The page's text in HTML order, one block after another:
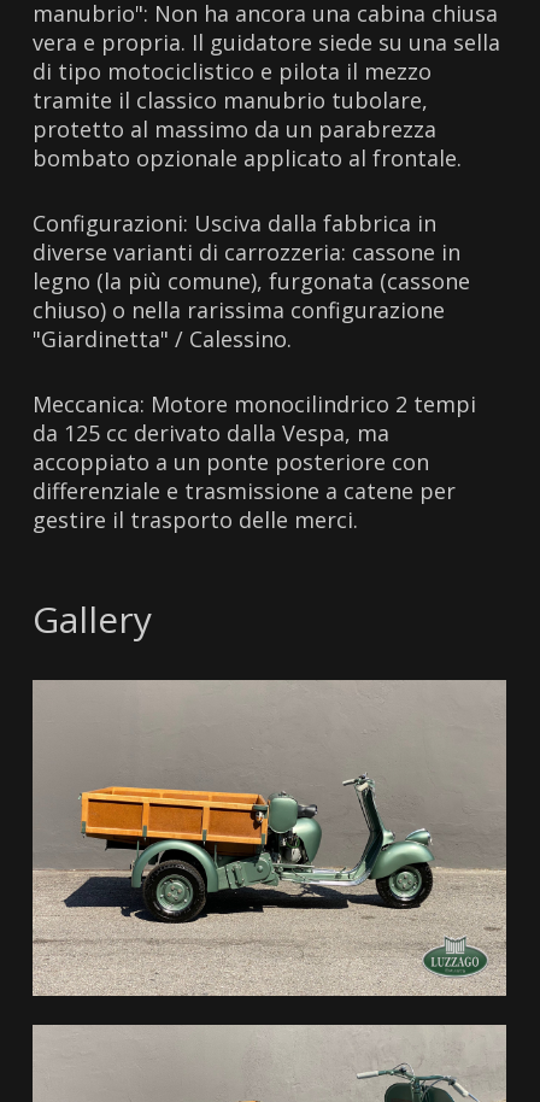
manubrio": Non ha ancora una cabina chiusa
vera e propria. Il guidatore siede su una sella
di tipo motociclistico e pilota il mezzo
tramite il classico manubrio tubolare,
protetto al massimo da un parabrezza
bombato opzionale applicato al frontale.
Configurazioni: Usciva dalla fabbrica in
diverse varianti di carrozzeria: cassone in
legno (la più comune), furgonata (cassone
chiuso) o nella rarissima configurazione
"Giardinetta" / Calessino.
Meccanica: Motore monocilindrico 2 tempi
da 125 cc derivato dalla Vespa, ma
accoppiato a un ponte posteriore con
differenziale e trasmissione a catene per
gestire il trasporto delle merci.
Gallery